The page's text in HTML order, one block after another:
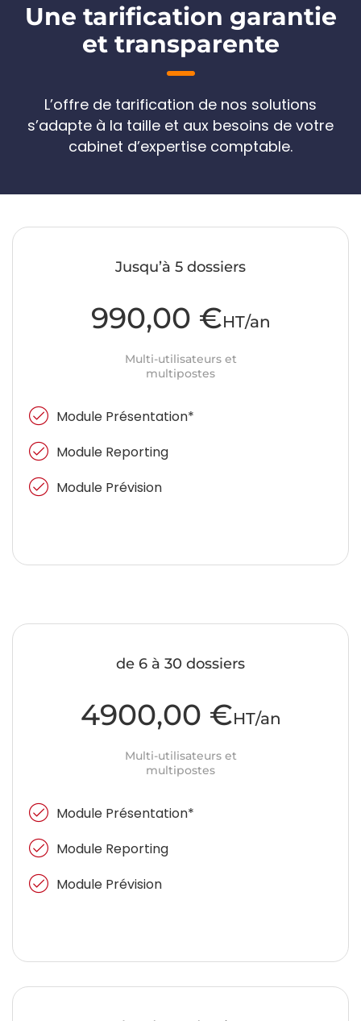
Une tarification garantie
et transparente
L’offre de tarification de nos solutions
s’adapte à la taille et aux besoins de votre
cabinet d’expertise comptable.
Jusqu’à 5 dossiers
990,00 €HT/an
Multi-utilisateurs et
multipostes
Module Présentation*
Module Reporting
Module Prévision
de 6 à 30 dossiers
4900,00 €HT/an
Multi-utilisateurs et
multipostes
Module Présentation*
Module Reporting
Module Prévision